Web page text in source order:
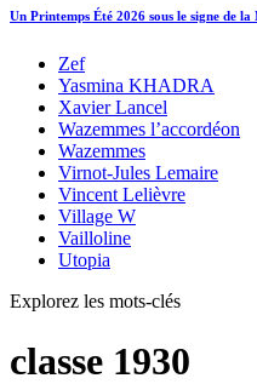
Un Printemps Été 2026 sous le signe de
Zef
Yasmina KHADRA
Xavier Lancel
Wazemmes l’accordéon
Wazemmes
Virnot-Jules Lemaire
Vincent Lelièvre
Village W
Vailloline
Utopia
Explorez les mots-clés
classe 1930